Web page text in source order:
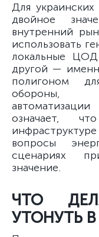
Для
двойное
внутренний
использовать
локальные
другой —
полигоном
обороны,
автоматизации
означает,
вопросы
сценариях
значение.
ЧТО
УТОНУТЬ В